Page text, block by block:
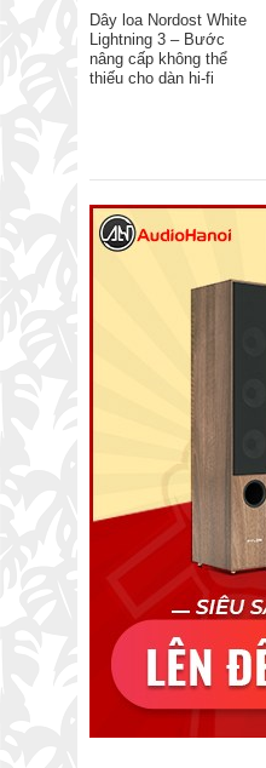
Dây loa Nordost White
Lightning 3 – Bước
nâng cấp không thể
thiếu cho dàn hi-fi